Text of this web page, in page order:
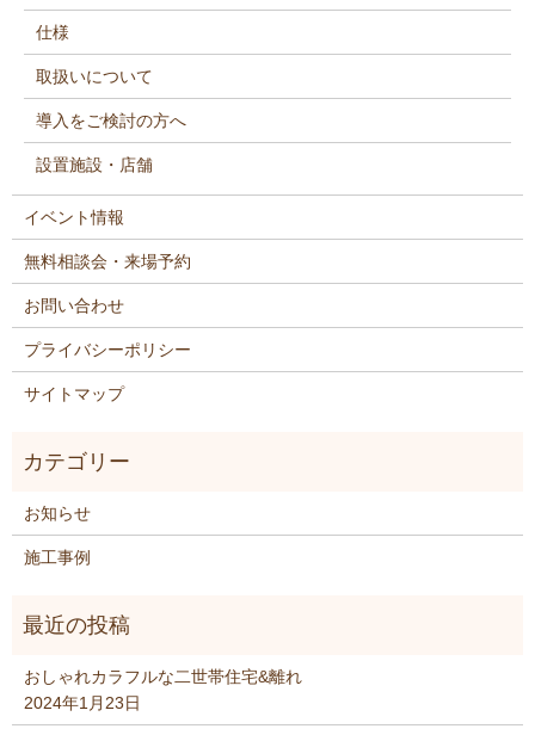
仕様
取扱いについて
導入をご検討の方へ
設置施設・店舗
イベント情報
無料相談会・来場予約
お問い合わせ
プライバシーポリシー
サイトマップ
お知らせ
施工事例
おしゃれカラフルな二世帯住宅&離れ
2024年1月23日